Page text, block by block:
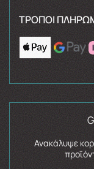
ΤΡΌΠΟΙ
Ανακάλυψε